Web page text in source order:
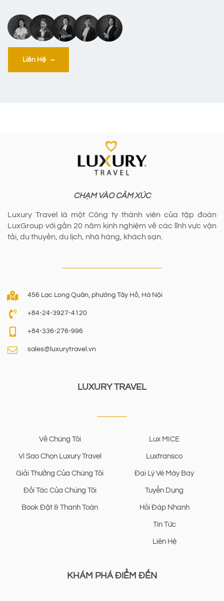
Liên Hệ
CHẠM VÀO CẢM XÚC
Luxury Travel là một Công ty thành viên của tập đoàn
LuxGroup với gần 20 năm kinh nghiệm về các lĩnh vực vận
tải, du thuyền, du lịch, nhà hàng, khách sạn.
456 Lạc Long Quân, phường Tây Hồ, Hà Nội
+84-24-3927-4120
+84-336-276-996
sales@luxurytravel.vn
LUXURY TRAVEL
Về Chúng Tôi
Vì Sao Chọn Luxury Travel
Giải Thưởng Của Chúng Tôi
Đối Tác Của Chúng Tôi
Book Đặt & Thanh Toán
Lux MICE
Luxtransco
Đại Lý Vé Máy Bay
Tuyển Dụng
Hỏi Đáp Nhanh
Tin Tức
Liên Hệ
KHÁM PHÁ ĐIỂM ĐẾN